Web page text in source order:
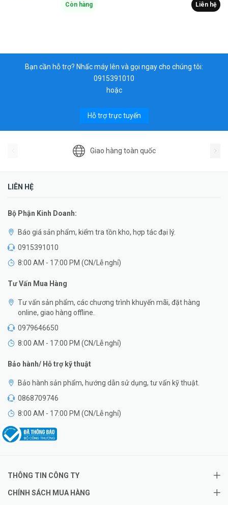
Còn hàng Liên hệ
Bạn cần hỗ trợ? Nhấc máy lên và gọi ngay cho chúng tôi:
0915391010
hoặc
Hỗ trợ trực tuyến
Giao hàng toàn quốc
LIÊN HỆ
Bộ Phận Kinh Doanh:
Báo giá sản phẩm, kiểm tra tồn kho, hợp tác đại lý.
0915391010
8:00 AM - 17:00 PM (CN/Lễ nghỉ)
Tư Vấn Mua Hàng
Tư vấn sản phẩm, các chương trình khuyến mãi, đặt hàng
online, giao hàng offline.
0979646650
8:00 AM - 17:00 PM (CN/Lễ nghỉ)
Bảo hành/ Hỗ trợ kỹ thuật
Bảo hành sản phẩm, hướng dẫn sử dụng, tư vấn kỹ thuật.
0868709746
8:00 AM - 17:00 PM (CN/Lễ nghỉ)
THÔNG TIN CÔNG TY
CHÍNH SÁCH MUA HÀNG